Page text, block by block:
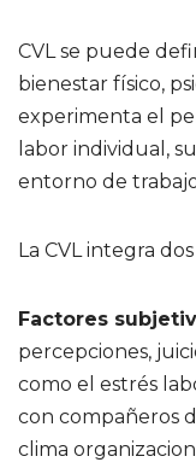
CVL se puede
bienestar físico,
experimenta el
labor individual,
entorno de
La CVL integra
Factores
percepciones,
como el estrés
con compañeros
clima